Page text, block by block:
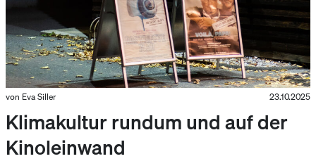
von Eva Siller 23.10.2025
Klimakultur rundum und auf der
Kinoleinwand